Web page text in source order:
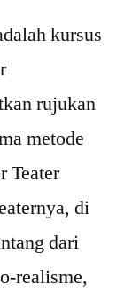
kursus
rujukan
metode
Teater
di
dari
realisme,